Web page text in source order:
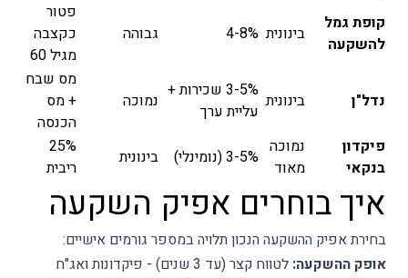
קופת גמל
להשקעה
בינונית 4-8% גבוהה
פטור
כקצבה
מגיל 60
נדל"ן בינונית
3-5% שכירות +
עליית ערך
נמוכה
מס שבח
+ מס
הכנסה
פיקדון
בנקאי
נמוכה
מאוד
3-5% (נומינלי) בינונית
25%
ריבית
איך בוחרים אפיק השקעה
בחירת אפיק ההשקעה הנכון תלויה במספר גורמים אישיים:
אופק ההשקעה:
לטווח קצר (עד 3 שנים) - פיקדונות ואג"ח